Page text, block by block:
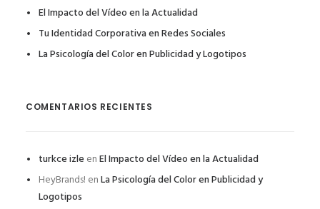
El Impacto del Vídeo en la Actualidad
Tu Identidad Corporativa en Redes Sociales
La Psicología del Color en Publicidad y Logotipos
COMENTARIOS RECIENTES
turkce izle enEl Impacto del Vídeo en la Actualidad
HeyBrands! enLa Psicología del Color en Publicidad y
Logotipos